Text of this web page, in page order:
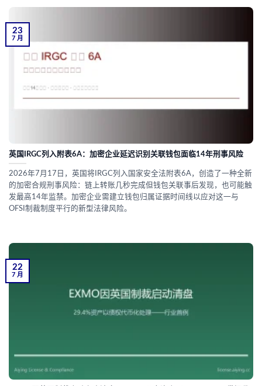
英国IRGC列入附表6A：加密企业延迟识别关联钱包面临14年刑事风险
2026年7月17日，英国将IRGC列入国家安全法附表6A，创造了一种全新
的加密合规刑事风险：链上转账几秒完成但钱包关联事后发现，也可能触
发最高14年监禁。加密企业需建立钱包归属证据时间线以应对这一与
OFSI制裁制度平行的新型法律风险。
23
7 月
22
7 月